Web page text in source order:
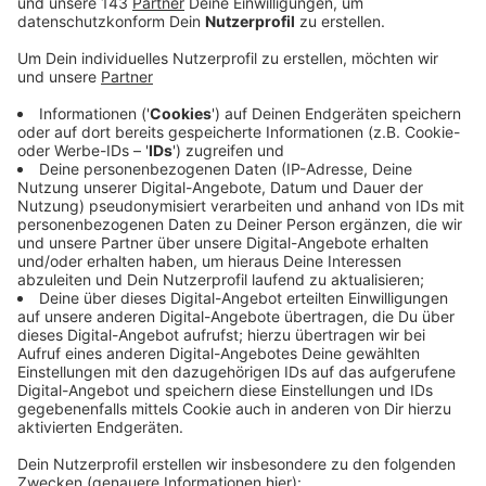
Veröffentlicht:Freitag, 21.01.2022 11:34
Anzeige
In der Zeit kamen 58.000 Besucher und Besucherinnen
und das trotz strenger 2G-Regeln und
Kapazitätsbeschränkungen. Die meisten hätten sich
laut Veranstaltern an die Regeln gehalten, nur in
Einzelfällen habe es Probleme gegeben. Nicht nur
Menschen aus Hattingen, sondern auch aus der
umliegenden Region haben den Besuch im Lichterpark
mit einem Spaziergang über den Nostalgischen
Weihnachtsmarkt in der Hattinger Altstadt kombiniert.
Seit sechs Wochen ist LUMAGICA zu, es steht aber
schon fest: Auch im kommenden Winter soll der
Lichtinstallationen.